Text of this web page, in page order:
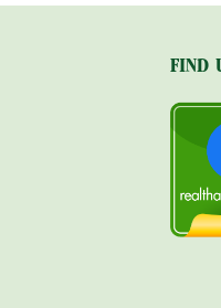
FIND